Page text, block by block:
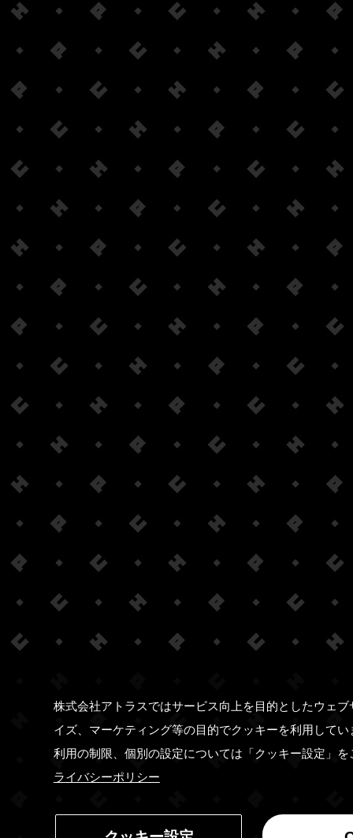
株式会社アトラスではサービス向上を目的としたウェ
イズ、マーケティング等の目的でクッキーを利用して
利用の制限、個別の設定については「クッキー設定」
ライバシーポリシー